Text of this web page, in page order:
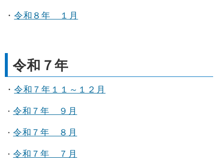
・ 令和８年 １月
令和７年
・ 令和７年１１～１２月
・ 令和７年 ９月
・ 令和７年 ８月
・ 令和７年 ７月